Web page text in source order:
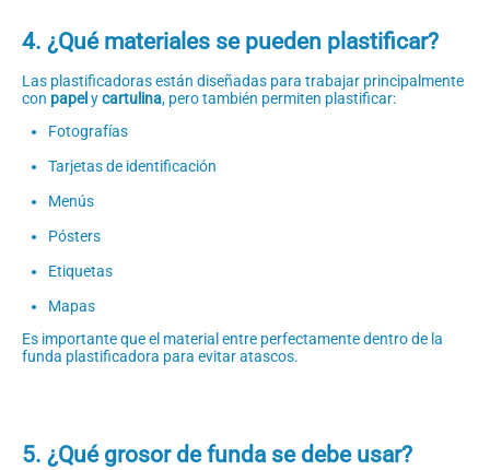
4. ¿Qué materiales se pueden plastificar?
Las plastificadoras están diseñadas para trabajar principalmente
con papel ycartulina, pero también permiten plastificar:
Fotografías
Tarjetas de identificación
Menús
Pósters
Etiquetas
Mapas
Es importante que el material entre perfectamente dentro de la
funda plastificadora para evitar atascos.
5. ¿Qué grosor de funda se debe usar?